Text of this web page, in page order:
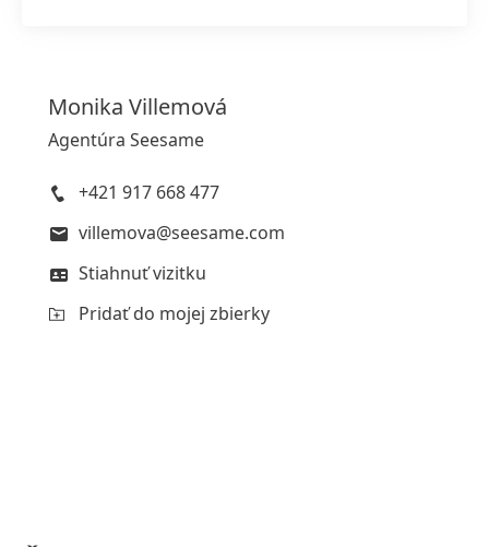
Monika Villemová
Agentúra Seesame
+421 917 668 477
villemova@seesame.com
Stiahnuť vizitku
Pridať do mojej zbierky